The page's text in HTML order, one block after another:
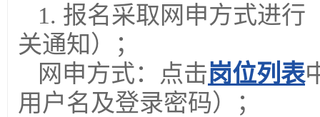
1. 报名采取网申方式进行
关通知）；
网申方式：点击岗位列表
用户名及登录密码）；